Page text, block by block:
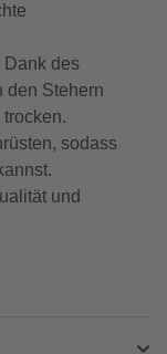
Dank des
den Stehern
sodass
und